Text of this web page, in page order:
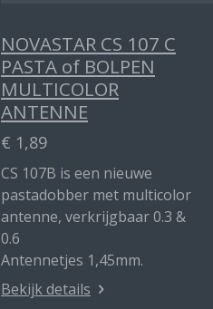
NOVASTAR CS 107 C
PASTA of BOLPEN
MULTICOLOR
ANTENNE
€ 1,89
CS 107B is een nieuwe
pastadobber met multicolor
antenne, verkrijgbaar 0.3 &
0.6
Antennetjes 1,45mm.
Bekijk details